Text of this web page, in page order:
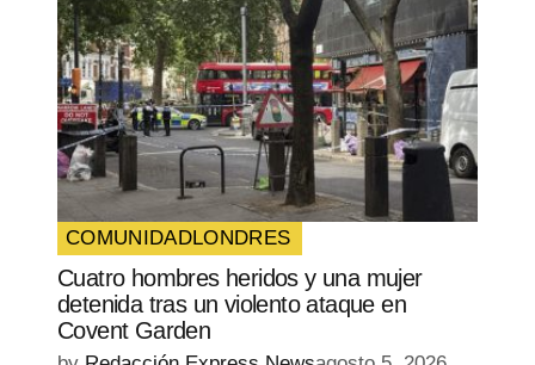
COMUNIDADLONDRES
Cuatro hombres heridos y una mujer
detenida tras un violento ataque en
Covent Garden